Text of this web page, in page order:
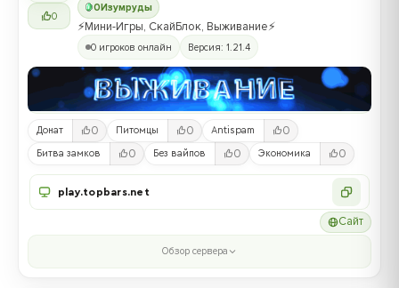
0
0Изумруды
⚡Мини-Игры, СкайБлок, Выживание⚡
0 игроков онлайн Версия: 1.21.4
Донат 0 Питомцы 0 Antispam 0
Битва замков 0 Без вайпов 0 Экономика 0
play.topbars.net
Сайт
Обзор сервера